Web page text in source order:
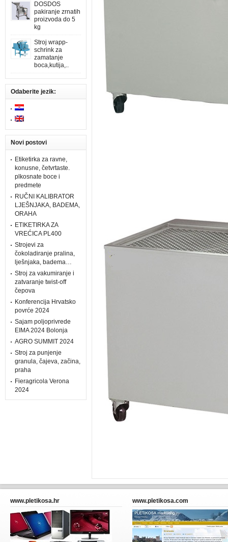
DOSDOS
pakiranje zrnatih
proizvoda do 5
kg
Stroj wrapp-
schrink za
zamatanje
boca,kutija,..
Odaberite jezik:
Novi postovi
Etiketirka za ravne,
konusne, četvrtaste.
plkosnate boce i
predmete
RUČNI KALIBRATOR
LJEŠNJAKA, BADEMA,
ORAHA
ETIKETIRKA ZA
VREĆICA PL400
Strojevi za
čokoladiranje pralina,
lješnjaka, badema…
Stroj za vakumiranje i
zatvaranje twist-off
čepova
Konferencija Hrvatsko
povrće 2024
Sajam poljoprivrede
EIMA 2024 Bolonja
AGRO SUMMIT 2024
Stroj za punjenje
granula, čajeva, začina,
praha
Fieragricola Verona
2024
www.pletikosa.hr www.pletikosa.com